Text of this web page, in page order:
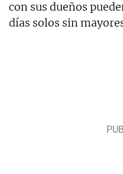
con sus dueños
días solos sin